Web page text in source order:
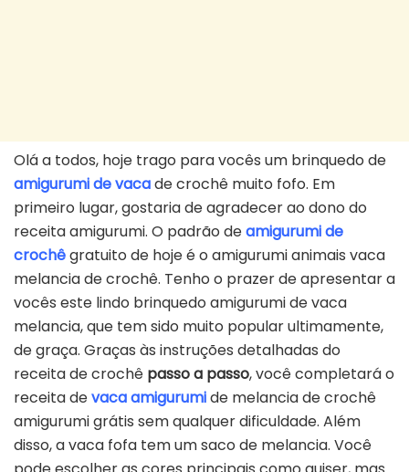
Olá a todos, hoje trago para vocês um brinquedo de
amigurumi de vacade crochê muito fofo. Em
primeiro lugar, gostaria de agradecer ao dono do
receita amigurumi. O padrão deamigurumi de
crochêgratuito de hoje é o amigurumi animais vaca
melancia de crochê. Tenho o prazer de apresentar a
vocês este lindo brinquedo amigurumi de vaca
melancia, que tem sido muito popular ultimamente,
de graça. Graças às instruções detalhadas do
receita de crochê passo a passo, você completará o
receita devaca amigurumide melancia de crochê
amigurumi grátis sem qualquer dificuldade. Além
disso, a vaca fofa tem um saco de melancia. Você